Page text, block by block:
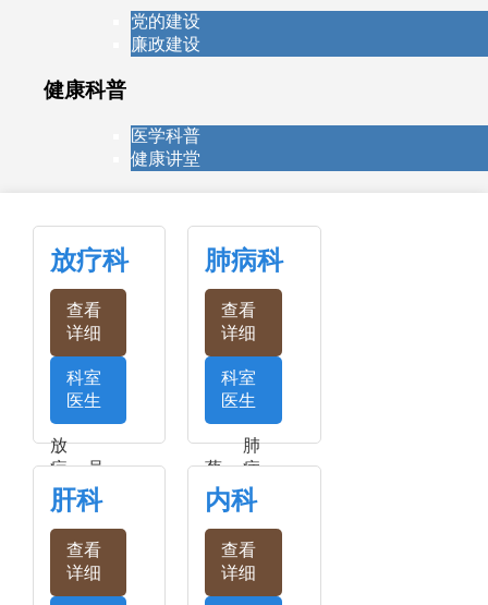
党的建设
廉政建设
健康科普
医学科普
健康讲堂
放疗科
查看
详细
科室
医生
放
疗
科
简
介
吴
少
兵
柏
会
孙
小
肺病科
查看
详细
科室
医生
蔡
文
辉
肺
病
科
简
姚
上
王
建
肝科
查看
详细
内科
查看
详细